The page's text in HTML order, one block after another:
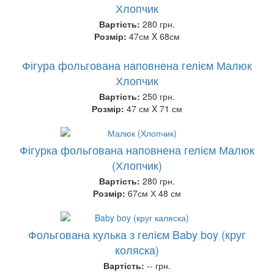
Хлопчик
Вартість: 280 грн.
Розмір: 47см X 68см
Фігура фольгована наповнена гелієм Малюк
Хлопчик
Вартість: 250 грн.
Розмір: 47 см X 71 см
Фігурка фольгована наповнена гелієм Малюк
(Хлопчик)
Вартість: 280 грн.
Розмір: 67см Х 48 см
Фольгована кулька з гелієм Baby boy (круг
коляска)
Вартість: -- грн.